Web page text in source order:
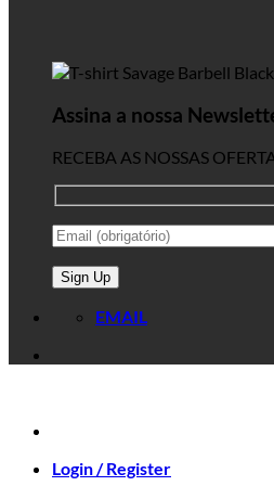
Assina a nossa
RECEBA AS NOSSAS
EMAIL
Login / Register